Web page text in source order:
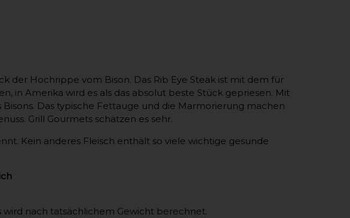
der Hochrippe vom Bison. Das Rib Eye Steak ist mit dem für
in Amerika wird es als das absolut beste Stück gepriesen. Mit
Das typische Fettauge und die Marmorierung machen
Grill Gourmets schätzen es sehr.
Kein anderes Fleisch enthält so viele wichtige gesunde
nach tatsächlichem Gewicht berechnet.